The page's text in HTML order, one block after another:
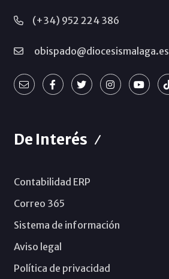
(+34) 952 224 386
obispado@diocesismalaga.es
De Interés
Contabilidad ERP
Correo 365
Sistema de información
Aviso legal
Política de privacidad